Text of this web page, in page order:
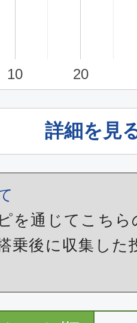
エコノミー
福岡
12:15
20:40
21:00
10 20
詳細を見
を通じてこち
乗後に収集した